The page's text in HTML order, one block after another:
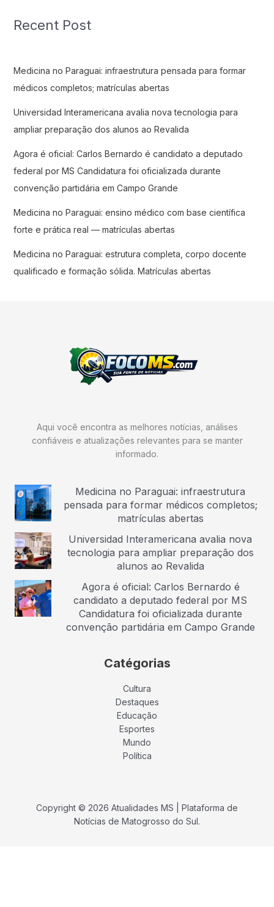
Recent Post
Medicina no Paraguai: infraestrutura pensada para formar
médicos completos; matrículas abertas
Universidad Interamericana avalia nova tecnologia para
ampliar preparação dos alunos ao Revalida
Agora é oficial: Carlos Bernardo é candidato a deputado
federal por MS Candidatura foi oficializada durante
convenção partidária em Campo Grande
Medicina no Paraguai: ensino médico com base científica
forte e prática real — matrículas abertas
Medicina no Paraguai: estrutura completa, corpo docente
qualificado e formação sólida. Matrículas abertas
Aqui você encontra as melhores notícias, análises
confiáveis e atualizações relevantes para se manter
informado.
Medicina no Paraguai: infraestrutura
pensada para formar médicos completos;
matrículas abertas
Universidad Interamericana avalia nova
tecnologia para ampliar preparação dos
alunos ao Revalida
Agora é oficial: Carlos Bernardo é
candidato a deputado federal por MS
Candidatura foi oficializada durante
convenção partidária em Campo Grande
Catégorias
Cultura
Destaques
Educação
Esportes
Mundo
Política
Copyright © 2026 Atualidades MS | Plataforma de
Notícias de Matogrosso do Sul.